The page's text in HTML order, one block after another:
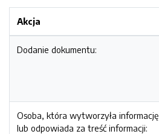
Akcja
Dodanie dokumentu:
Osoba, która wytworzyła informację
lub odpowiada za treść informacji: